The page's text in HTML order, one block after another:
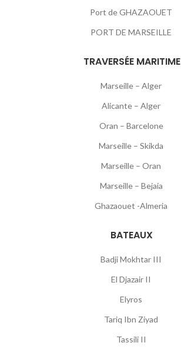
Port de GHAZAOUET
PORT DE MARSEILLE
TRAVERSÉE MARITIME
Marseille – Alger
Alicante – Alger
Oran – Barcelone
Marseille – Skikda
Marseille – Oran
Marseille – Bejaia
Ghazaouet -Almeria
BATEAUX
Badji Mokhtar III
El Djazair II
Elyros
Tariq Ibn Ziyad
Tassili II